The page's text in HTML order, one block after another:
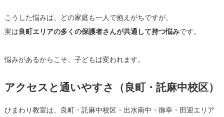
こうした悩みは、どの家庭も一人で抱えがちですが、
実は良町エリアの多くの保護者さんが共通して持つ悩みです。
悩みがあるからこそ、子どもは変われます。
アクセスと通いやすさ（良町・託麻中校区）
ひまわり教室は、良町・託麻中校区・出水南中・御幸・田迎エリア